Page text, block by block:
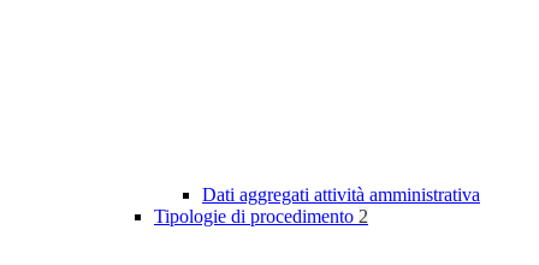
Dati aggregati attività amministrativa
Tipologie di procedimento 2